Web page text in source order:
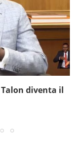
Talon diventa il